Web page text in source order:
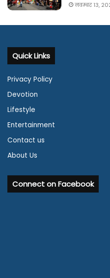
नवम्बर 13,
Quick Links
Privacy Policy
Devotion
Lifestyle
Entertainment
Contact us
About Us
Connect on Facebook